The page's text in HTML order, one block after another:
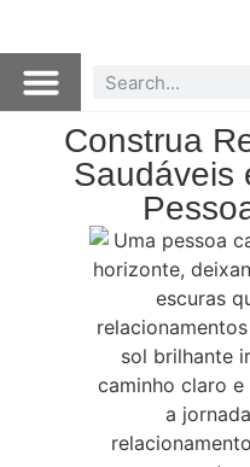
Construa
Saudáveis